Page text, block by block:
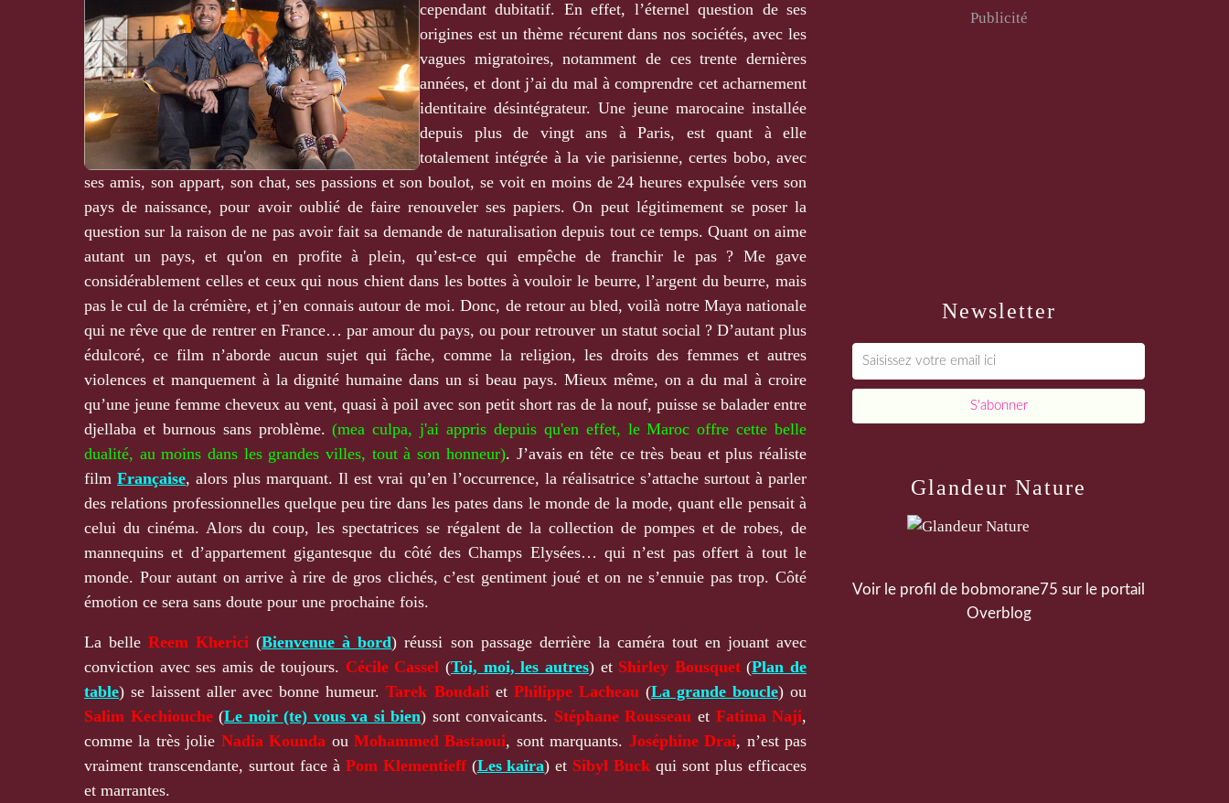
cependant dubitatif. En effet, l’éternel question de ses
origines est un thème récurent dans nos sociétés, avec les
vagues migratoires, notamment de ces trente dernières
années, et dont j’ai du mal à comprendre cet acharnement
identitaire désintégrateur. Une jeune marocaine installée
depuis plus de vingt ans à Paris, est quant à elle
totalement intégrée à la vie parisienne, certes bobo, avec
ses amis, son appart, son chat, ses passions et son boulot, se voit en moins de 24 heures expulsée vers son
pays de naissance, pour avoir oublié de faire renouveler ses papiers. On peut légitimement se poser la
question sur la raison de ne pas avoir fait sa demande de naturalisation depuis tout ce temps. Quant on aime
autant un pays, et qu'on en profite à plein, qu’est-ce qui empêche de franchir le pas ? Me gave
considérablement celles et ceux qui nous chient dans les bottes à vouloir le beurre, l’argent du beurre, mais
pas le cul de la crémière, et j’en connais autour de moi. Donc, de retour au bled, voilà notre Maya nationale
qui ne rêve que de rentrer en France… par amour du pays, ou pour retrouver un statut social ? D’autant plus
édulcoré, ce film n’aborde aucun sujet qui fâche, comme la religion, les droits des femmes et autres
violences et manquement à la dignité humaine dans un si beau pays. Mieux même, on a du mal à croire
qu’une jeune femme cheveux au vent, quasi à poil avec son petit short ras de la nouf, puisse se balader entre
djellaba et burnous sans problème.(mea culpa, j'ai appris depuis qu'en effet, le Maroc offre cette belle
dualité, au moins dans les grandes villes, tout à son honneur). J’avais en tête ce très beau et plus réaliste
filmFrançaise, alors plus marquant. Il est vrai qu’en l’occurrence, la réalisatrice s’attache surtout à parler
des relations professionnelles quelque peu tire dans les pates dans le monde de la mode, quant elle pensait à
celui du cinéma. Alors du coup, les spectatrices se régalent de la collection de pompes et de robes, de
mannequins et d’appartement gigantesque du côté des Champs Elysées… qui n’est pas offert à tout le
monde. Pour autant on arrive à rire de gros clichés, c’est gentiment joué et on ne s’ennuie pas trop. Côté
émotion ce sera sans doute pour une prochaine fois.
La belleReem Kherici (Bienvenue à bord) réussi son passage derrière la caméra tout en jouant avec
conviction avec ses amis de toujours. Cécile Cassel (Toi, moi, les autres) et Shirley Bousquet (Plan de
table) se laissent aller avec bonne humeur.Tarek Boudali et Philippe Lacheau (La grande boucle) ou
Salim Kechiouche (Le noir (te) vous va si bien) sont convaicants. Stéphane Rousseau et Fatima Naji,
comme la très jolie Nadia Kounda ouMohammed Bastaoui, sont marquants. Joséphine Drai, n’est pas
vraiment transcendante, surtout face à Pom Klementieff (Les kaïra) et Sibyl Buck qui sont plus efficaces
et marrantes.
Newsletter
Publicité
Glandeur Nature
Voir le profil de bobmorane75 sur le portail
Overblog